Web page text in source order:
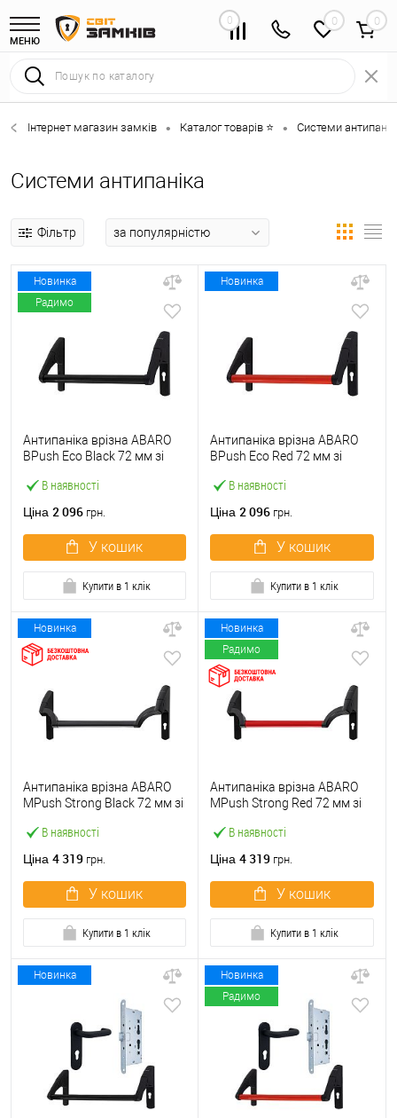
МЕНЮ
0 0
Інтернет магазин замків • Каталог товарів ⭐ • Системи
Системи антипаніка
Фільтр
Новинка
Радимо
В наявності
Антипаніка врізна ABARO
BPush Eco Black 72 мм зі
Ціна 2 096 грн.
У кошик
Купити в 1 клік
Новинка
В наявності
Антипаніка врізна ABARO
BPush Eco Red 72 мм зі
Ціна 2 096 грн.
У кошик
Купити в 1 клік
Новинка
В наявності
Антипаніка врізна ABARO
МPush Strong Black 72 мм зі
Ціна 4 319 грн.
У кошик
Купити в 1 клік
Новинка
Радимо
В наявності
Антипаніка врізна ABARO
МPush Strong Red 72 мм зі
Ціна 4 319 грн.
У кошик
Купити в 1 клік
Новинка
Новинка
Радимо